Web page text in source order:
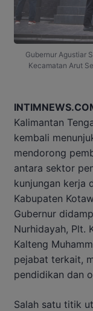
Gubernur Agustiar
Kecamatan Arut
Kalimantan
kembali
mendorong
antara sektor
kunjungan kerja
Kabupaten
Gubernur
Nurhidayah, Plt.
Kalteng
pejabat terkait,
pendidikan dan
Salah satu titik